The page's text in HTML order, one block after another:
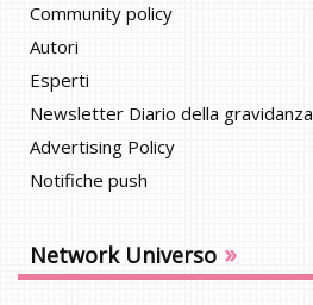
Community policy
Autori
Esperti
Newsletter Diario della gravidanza
Advertising Policy
Notifiche push
Network Universo »